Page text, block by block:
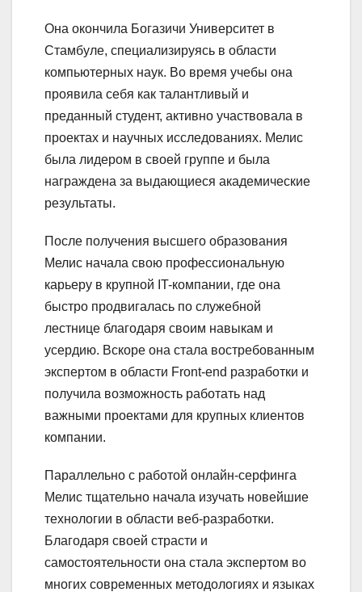
Она окончила Богазичи Университет в
Стамбуле, специализируясь в области
компьютерных наук. Во время учебы она
проявила себя как талантливый и
преданный студент, активно участвовала в
проектах и научных исследованиях. Мелис
была лидером в своей группе и была
награждена за выдающиеся академические
результаты.
После получения высшего образования
Мелис начала свою профессиональную
карьеру в крупной IT-компании, где она
быстро продвигалась по служебной
лестнице благодаря своим навыкам и
усердию. Вскоре она стала востребованным
экспертом в области Front-end разработки и
получила возможность работать над
важными проектами для крупных клиентов
компании.
Параллельно с работой онлайн-серфинга
Мелис тщательно начала изучать новейшие
технологии в области веб-разработки.
Благодаря своей страсти и
самостоятельности она стала экспертом во
многих современных методологиях и языках